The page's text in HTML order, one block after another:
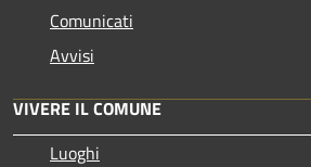
Comunicati
Avvisi
VIVERE IL COMUNE
Luoghi